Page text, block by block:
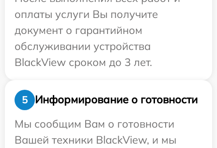
оплаты услуги Вы получите
документ о гарантийном
обслуживании устройства
BlackView сроком до 3 лет.
5
Информирование о готовности
Мы сообщим Вам о готовности
Вашей техники BlackView, и мы